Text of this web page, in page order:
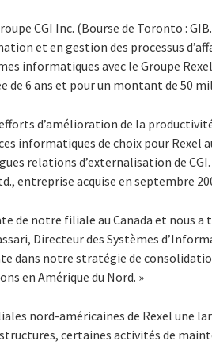
CGI Inc. (Bourse de Toronto :
et en gestion des processus
informatiques avec le Groupe
de 6 ans et pour un montant de 50
d’amélioration de la
informatiques de choix pour Rexel
relations d’externalisation de CGI.
entreprise acquise en septembre
de notre filiale au Canada et nous a
Directeur des Systèmes
dans notre stratégie de
en Amérique du Nord. »
nord-américaines de Rexel une
certaines activités de